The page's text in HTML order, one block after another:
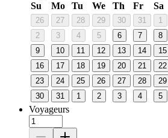
Su
Mo Tu We Th Fr Sa
26 27 28 29 30 31
1
2
3 4 5 6 7
8
9
10 11 12 13 14
15
16
17 18 19 20 21
22
23
24 25 26 27 28
29
30
31 1 2 3 4 5
Voyageurs